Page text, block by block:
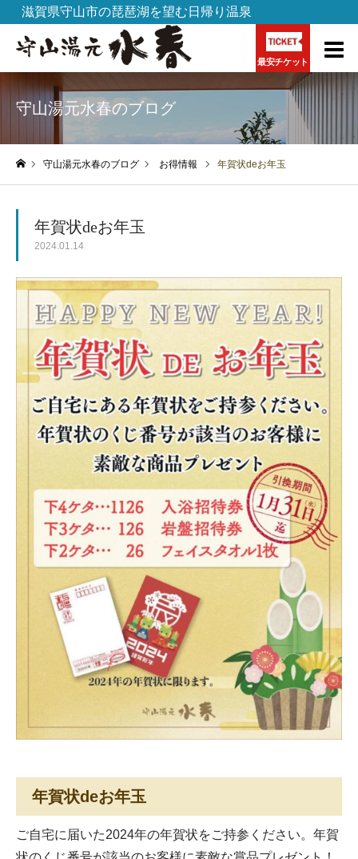
滋賀県守山市の琵琶湖を望む日帰り温泉
最安チケット
守山湯元水春のブログ
守山湯元水春のブログ お得情報 年賀状deお年玉
年賀状deお年玉
2024.01.14
年賀状deお年玉
ご自宅に届いた2024年の年賀状をご持参ください。年賀